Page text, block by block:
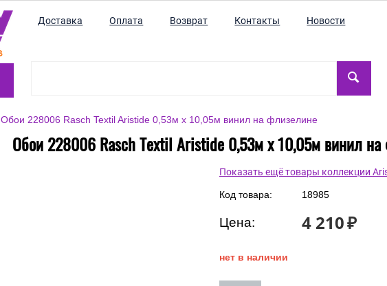
Доставка Оплата Возврат Контакты Новости
Обои 228006 Rasch Textil Aristide 0,53м x 10,05м винил на флизелине
Обои 228006 Rasch Textil Aristide 0,53м x 10,05м винил на
Показать ещё товары коллекции
Код товара: 18985
Цена: 4 210₽
нет в наличии